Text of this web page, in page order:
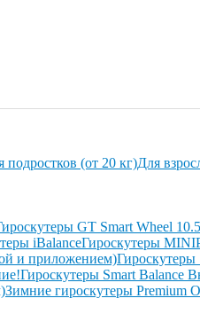
подростков (от 20 кг)Для
iBalanceГироскутеры
Гироскутеры
Гироскутеры Smart Balance
Зимние гироскутеры Premium